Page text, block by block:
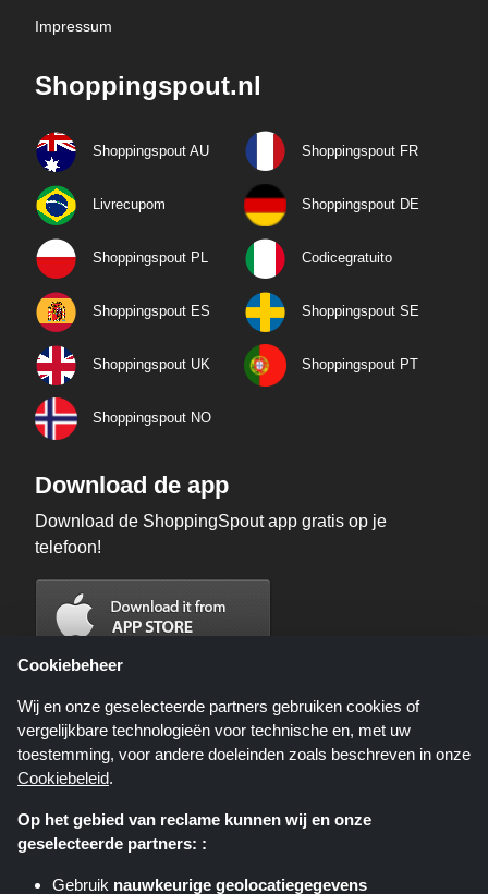
Impressum
Shoppingspout.nl
Shoppingspout AU Shoppingspout FR
Livrecupom Shoppingspout DE
Shoppingspout PL Codicegratuito
Shoppingspout ES Shoppingspout SE
Shoppingspout UK Shoppingspout PT
Shoppingspout NO
Download de app
Download de ShoppingSpout app gratis op je
telefoon!
Shoppingspout.nl is een website die u deals, kortingen en kortingscodes
verschillende affiliate netwerken. Shoppingspout.nl of zijn medewerkers
Cookiebeheer
Wij en onze geselecteerde partners gebruiken cookies of
vergelijkbare technologieën voor technische en, met uw
toestemming, voor andere doeleinden zoals beschreven in onze
Cookiebeleid.
Op het gebied van reclame kunnen wij en onze
geselecteerde partners: :
Gebruik nauwkeurige geolocatiegegevens